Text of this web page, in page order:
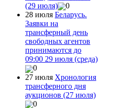
(29 июля)
0
28 июля Беларусь.
Заявки на
трансферный день
свободных агентов
принимаются до
09:00 29 июля (среда)
0
27 июля Хронология
трансферного дня
аукционов (27 июля)
0